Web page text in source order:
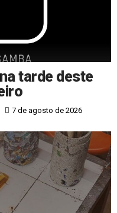
tarde deste
7 de agosto de 2026